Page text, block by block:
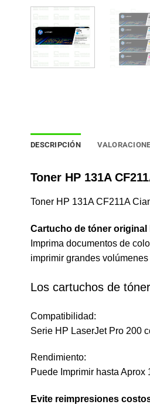
DESCRIPCIÓN
Toner HP 131A
Toner HP 131A CF211A
Cartucho de tóner original
Imprima documentos de
imprimir grandes
Los cartuchos de
Compatibilidad:
Serie HP LaserJet Pro 200
Rendimiento:
Puede Imprimir hasta Aprox
Evite reimpresiones